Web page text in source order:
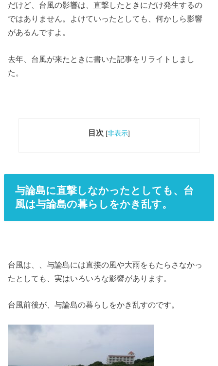
だけど、台風の影響は、直撃したときにだけ発生するの
ではありません。よけていったとしても、何かしら影響
があるんですよ。
去年、台風が来たときに書いた記事をリライトしまし
た。
目次 [非表示]
与論島に直撃しなかったとしても、台
風は与論島の暮らしをかき乱す。
台風は、、与論島には直接の風や大雨をもたらさなかっ
たとしても、実はいろいろな影響があります。
台風前後が、与論島の暮らしをかき乱すのです。